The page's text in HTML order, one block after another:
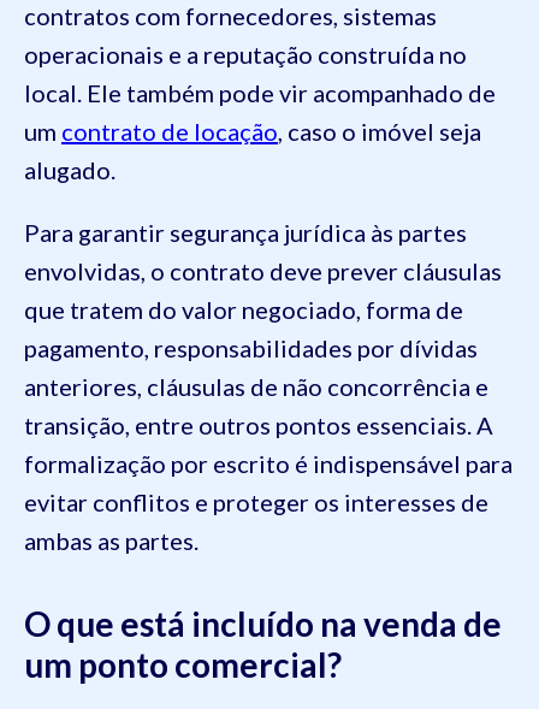
contratos com fornecedores, sistemas
operacionais e a reputação construída no
local. Ele também pode vir acompanhado de
um contrato de locação, caso o imóvel seja
alugado.
Para garantir segurança jurídica às partes
envolvidas, o contrato deve prever cláusulas
que tratem do valor negociado, forma de
pagamento, responsabilidades por dívidas
anteriores, cláusulas de não concorrência e
transição, entre outros pontos essenciais. A
formalização por escrito é indispensável para
evitar conflitos e proteger os interesses de
ambas as partes.
O que está incluído na venda de
um ponto comercial?